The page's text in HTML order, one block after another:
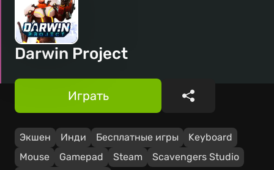
Darwin Project
Экшен Инди Бесплатные игры
Keyboard
Mouse
Gamepad Steam
Scavengers Studio
Играть Поделиться